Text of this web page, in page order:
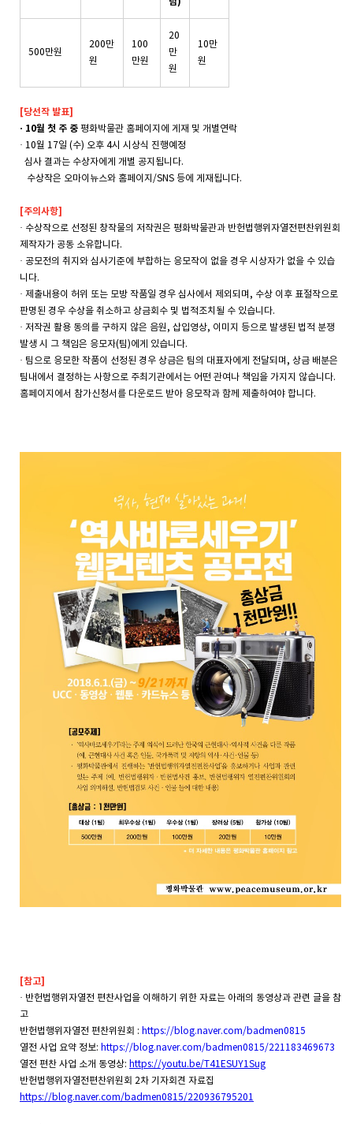
500만원
200만
원
100
만원
20
만
원
10만
원
[당선작 발표]
· 10월 첫 주 중 평화박물관 홈페이지에 게재 및 개별연락
· 10월 17일 (수) 오후 4시 시상식 진행예정
심사 결과는 수상자에게 개별 공지됩니다.
수상작은 오마이뉴스와 홈페이지/SNS 등에 게재됩니다.
[주의사항]
· 수상작으로 선정된 창작물의 저작권은 평화박물관과 반헌법행위자열전편찬위원회
제작자가 공동 소유합니다.
· 공모전의 취지와 심사기준에 부합하는 응모작이 없을 경우 시상자가 없을 수 있습
니다.
· 제출내용이 허위 또는 모방 작품일 경우 심사에서 제외되며 , 수상 이후 표절작으로
판명된 경우 수상을 취소하고 상금회수 및 법적조치될 수 있습니다.
· 저작권 활용 동의를 구하지 않은 음원 , 삽입영상, 이미지 등으로 발생된 법적 분쟁
발생 시 그 책임은 응모자(팀 )에게 있습니다.
· 팀으로 응모한 작품이 선정된 경우 상금은 팀의 대표자에게 전달되며 , 상금 배분은
팀내에서 결정하는 사항으로 주최기관에서는 어떤 관여나 책임을 가지지 않습니다.
홈페이지에서 참가신청서를 다운로드 받아 응모작과 함께 제출하여야 합니다.
[참고]
· 반헌법행위자열전 편찬사업을 이해하기 위한 자료는 아래의 동영상과 관련 글을 참
고
반헌법행위자열전 편찬위원회 : https://blog.naver.com/badmen0815
열전 사업 요약 정보: https://blog.naver.com/badmen0815/221183469673
열전 편찬 사업 소개 동영상: https://youtu.be/T41ESUY1Sug
반헌법행위자열전편찬위원회 2차 기자회견 자료집
https://blog.naver.com/badmen0815/220936795201